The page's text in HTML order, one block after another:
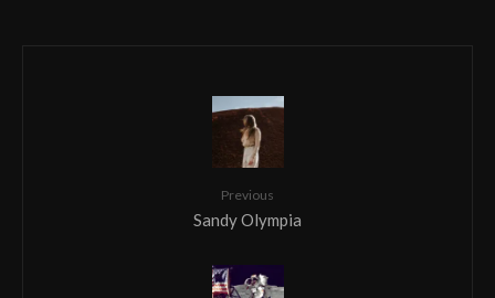
Previous
Sandy Olympia